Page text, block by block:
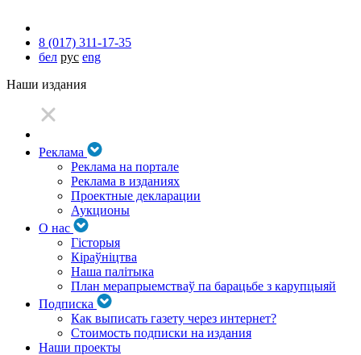
8 (017) 311-17-35
бел рус eng
Наши издания
Реклама
Реклама на портале
Реклама в изданиях
Проектные декларации
Аукционы
О нас
Гісторыя
Кіраўніцтва
Наша палітыка
План мерапрыемстваў па барацьбе з карупцыяй
Подписка
Как выписать газету через интернет?
Стоимость подписки на издания
Наши проекты